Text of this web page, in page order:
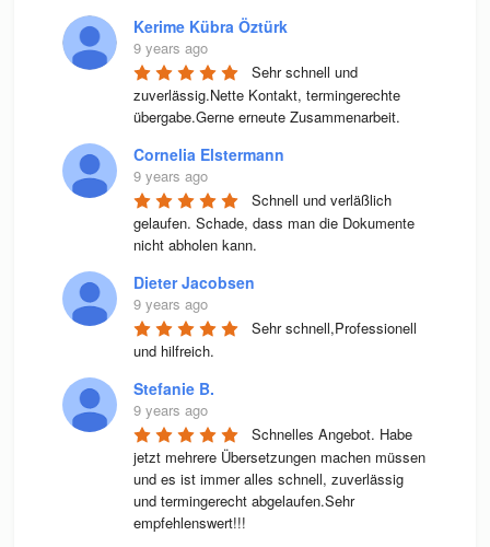
Kerime Kübra Öztürk
9 years ago
Sehr schnell und
zuverlässig.Nette Kontakt, termingerechte
übergabe.Gerne erneute Zusammenarbeit.
Cornelia Elstermann
9 years ago
Schnell und verläßlich
gelaufen. Schade, dass man die Dokumente
nicht abholen kann.
Dieter Jacobsen
9 years ago
Sehr schnell,Professionell
und hilfreich.
Stefanie B.
9 years ago
Schnelles Angebot. Habe
jetzt mehrere Übersetzungen machen müssen
und es ist immer alles schnell, zuverlässig
und termingerecht abgelaufen.Sehr
empfehlenswert!!!